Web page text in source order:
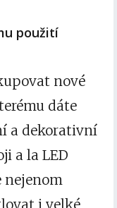
použití
nové
dáte
a dekorativní
a la LED
nejenom
i velké